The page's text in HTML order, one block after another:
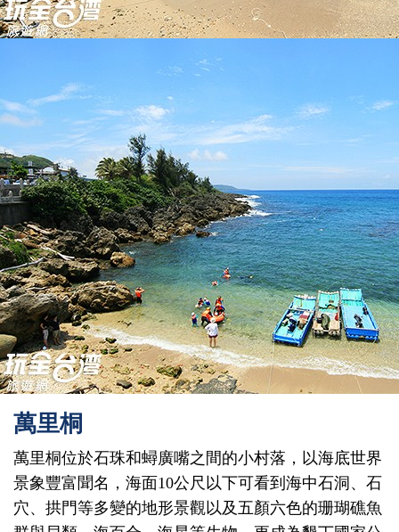
萬里桐
萬里桐位於石珠和蟳廣嘴之間的小村落，以海底世界
景象豐富聞名，海面10公尺以下可看到海中石洞、石
穴、拱門等多變的地形景觀以及五顏六色的珊瑚礁魚